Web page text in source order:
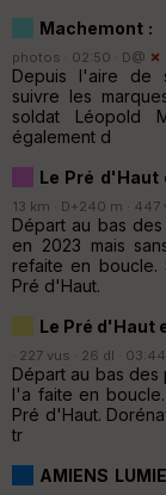
Machemont :
photos · 02:50 · D@
Depuis l'aire de
suivre les
soldat Léopold
également d
Le Pré d'Haut
13 km · D+240 m · 447
Départ au bas
en 2023 mais
refaite en boucle.
Pré d'Haut.
Le Pré d'Haut
· 227 vus · 26 dl · 03:44
Départ au bas
l'a faite en
Pré d'Haut.
tr
AMIENS